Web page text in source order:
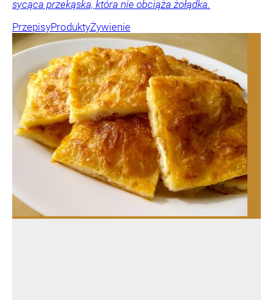
sycąca przekąska, która nie obciąża żołądka.
PrzepisyProduktyŻywienie